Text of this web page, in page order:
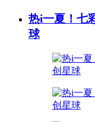
热i一夏！七
球